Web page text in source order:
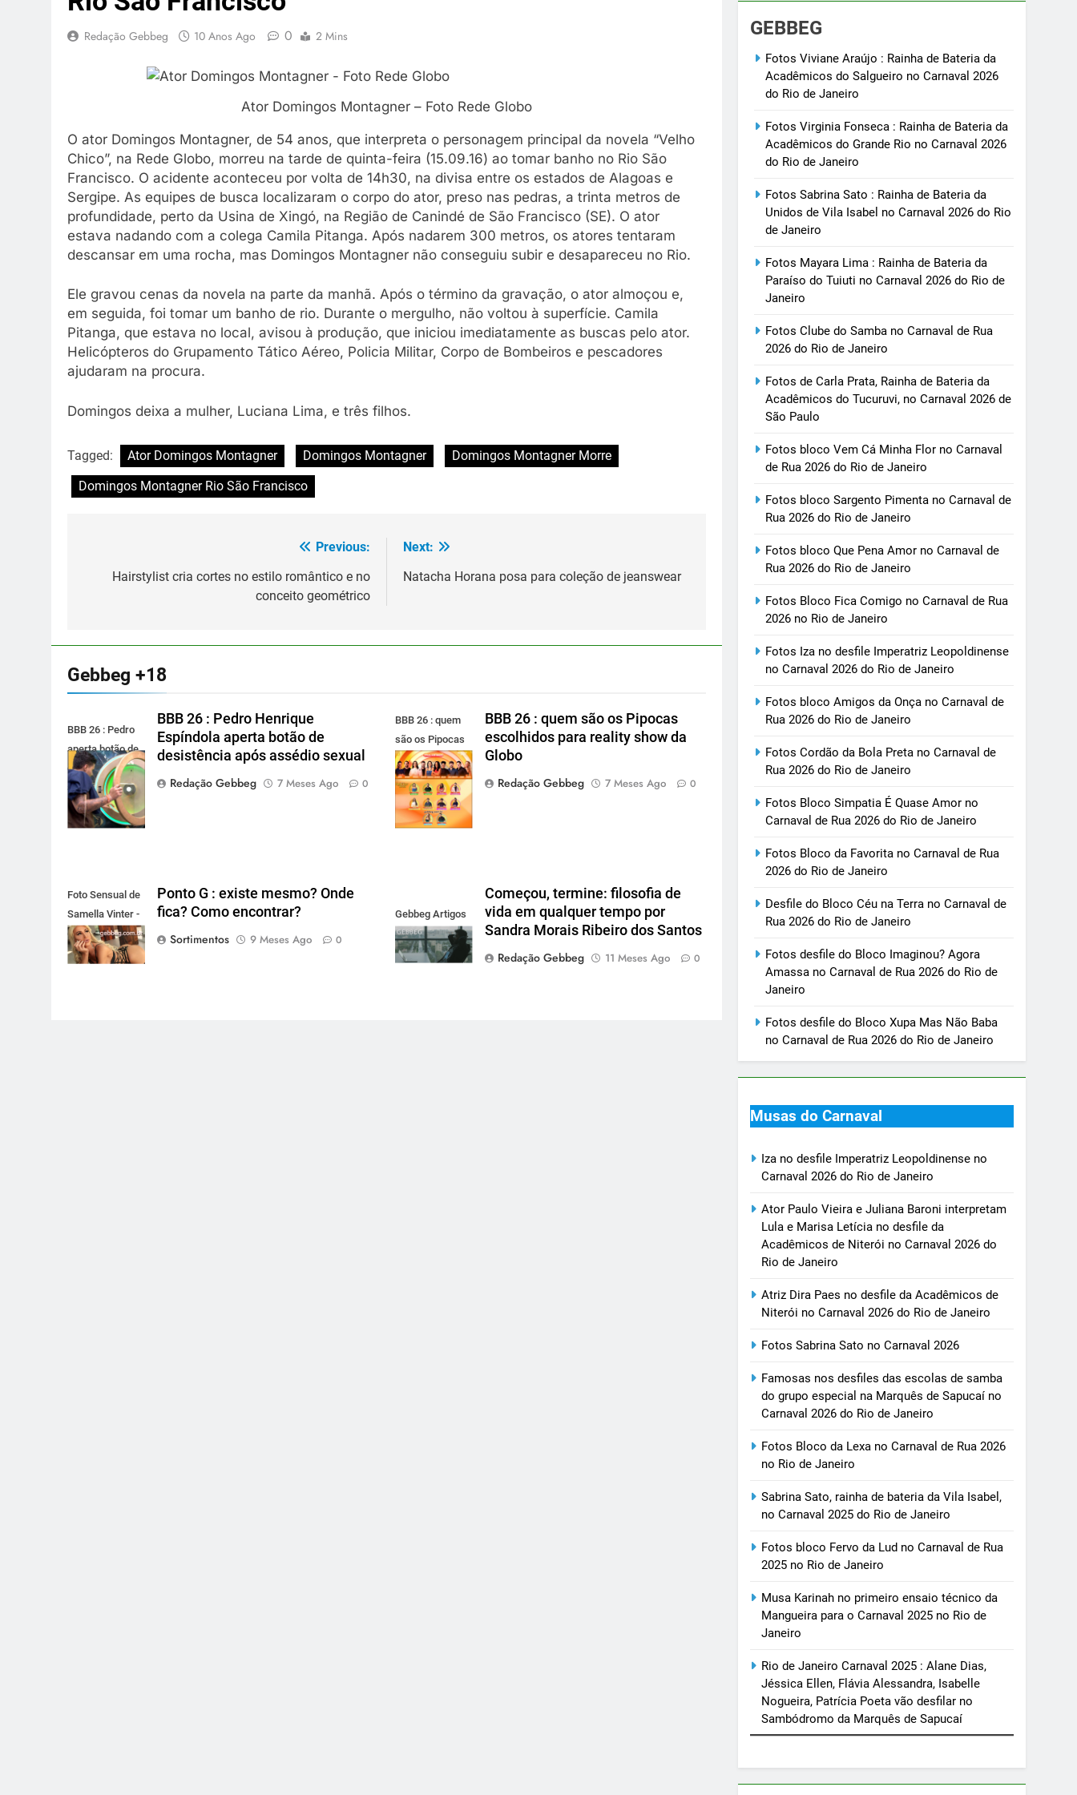
Redação Gebbeg 10 Anos Ago 0 2 Mins
Ator Domingos Montagner – Foto Rede Globo
O ator Domingos Montagner, de 54 anos, que interpreta o personagem principal da novela “Velho
Chico”, na Rede Globo, morreu na tarde de quinta-feira (15.09.16) ao tomar banho no Rio São
Francisco. O acidente aconteceu por volta de 14h30, na divisa entre os estados de Alagoas e
Sergipe. As equipes de busca localizaram o corpo do ator, preso nas pedras, a trinta metros de
profundidade, perto da Usina de Xingó, na Região de Canindé de São Francisco (SE). O ator
estava nadando com a colega Camila Pitanga. Após nadarem 300 metros, os atores tentaram
descansar em uma rocha, mas Domingos Montagner não conseguiu subir e desapareceu no Rio.
Ele gravou cenas da novela na parte da manhã. Após o término da gravação, o ator almoçou e,
em seguida, foi tomar um banho de rio. Durante o mergulho, não voltou à superfície. Camila
Pitanga, que estava no local, avisou à produção, que iniciou imediatamente as buscas pelo ator.
Helicópteros do Grupamento Tático Aéreo, Policia Militar, Corpo de Bombeiros e pescadores
ajudaram na procura.
Domingos deixa a mulher, Luciana Lima, e três filhos.
Tagged: Ator Domingos Montagner Domingos Montagner
Domingos Montagner Morre
Domingos Montagner Rio São Francisco
Previous:
Hairstylist cria cortes no estilo romântico e no
conceito geométrico
Next:
Natacha Horana posa para coleção de jeanswear
Gebbeg +18
BBB 26 : Pedro
aperta botão de
desistência após
assédio sexual
BBB 26 : Pedro Henrique
Espíndola aperta botão de
desistência após assédio sexual
Redação Gebbeg
7 Meses Ago 0
BBB 26 : quem
são os Pipocas
escolhidos para
reality show da
Globo
BBB 26 : quem são os Pipocas
escolhidos para reality show da
Globo
Redação Gebbeg
7 Meses Ago 0
Foto Sensual de
Samella Vinter -
gebbeg.com.br
Ponto G : existe mesmo? Onde
fica? Como encontrar?
Sortimentos
9 Meses Ago 0
Gebbeg Artigos
Começou, termine: filosofia de
vida em qualquer tempo por
Sandra Morais Ribeiro dos Santos
Redação Gebbeg
11 Meses Ago 0
GEBBEG
Fotos Viviane Araújo : Rainha de Bateria da
Acadêmicos do Salgueiro no Carnaval 2026
do Rio de Janeiro
Fotos Virginia Fonseca : Rainha de Bateria da
Acadêmicos do Grande Rio no Carnaval 2026
do Rio de Janeiro
Fotos Sabrina Sato : Rainha de Bateria da
Unidos de Vila Isabel no Carnaval 2026 do Rio
de Janeiro
Fotos Mayara Lima : Rainha de Bateria da
Paraíso do Tuiuti no Carnaval 2026 do Rio de
Janeiro
Fotos Clube do Samba no Carnaval de Rua
2026 do Rio de Janeiro
Fotos de Carla Prata, Rainha de Bateria da
Acadêmicos do Tucuruvi, no Carnaval 2026 de
São Paulo
Fotos bloco Vem Cá Minha Flor no Carnaval
de Rua 2026 do Rio de Janeiro
Fotos bloco Sargento Pimenta no Carnaval de
Rua 2026 do Rio de Janeiro
Fotos bloco Que Pena Amor no Carnaval de
Rua 2026 do Rio de Janeiro
Fotos Bloco Fica Comigo no Carnaval de Rua
2026 no Rio de Janeiro
Fotos Iza no desfile Imperatriz Leopoldinense
no Carnaval 2026 do Rio de Janeiro
Fotos bloco Amigos da Onça no Carnaval de
Rua 2026 do Rio de Janeiro
Fotos Cordão da Bola Preta no Carnaval de
Rua 2026 do Rio de Janeiro
Fotos Bloco Simpatia É Quase Amor no
Carnaval de Rua 2026 do Rio de Janeiro
Fotos Bloco da Favorita no Carnaval de Rua
2026 do Rio de Janeiro
Desfile do Bloco Céu na Terra no Carnaval de
Rua 2026 do Rio de Janeiro
Fotos desfile do Bloco Imaginou? Agora
Amassa no Carnaval de Rua 2026 do Rio de
Janeiro
Fotos desfile do Bloco Xupa Mas Não Baba
no Carnaval de Rua 2026 do Rio de Janeiro
Musas do Carnaval
Iza no desfile Imperatriz Leopoldinense no
Carnaval 2026 do Rio de Janeiro
Ator Paulo Vieira e Juliana Baroni interpretam
Lula e Marisa Letícia no desfile da
Acadêmicos de Niterói no Carnaval 2026 do
Rio de Janeiro
Atriz Dira Paes no desfile da Acadêmicos de
Niterói no Carnaval 2026 do Rio de Janeiro
Fotos Sabrina Sato no Carnaval 2026
Famosas nos desfiles das escolas de samba
do grupo especial na Marquês de Sapucaí no
Carnaval 2026 do Rio de Janeiro
Fotos Bloco da Lexa no Carnaval de Rua 2026
no Rio de Janeiro
Sabrina Sato, rainha de bateria da Vila Isabel,
no Carnaval 2025 do Rio de Janeiro
Fotos bloco Fervo da Lud no Carnaval de Rua
2025 no Rio de Janeiro
Musa Karinah no primeiro ensaio técnico da
Mangueira para o Carnaval 2025 no Rio de
Janeiro
Rio de Janeiro Carnaval 2025 : Alane Dias,
Jéssica Ellen, Flávia Alessandra, Isabelle
Nogueira, Patrícia Poeta vão desfilar no
Sambódromo da Marquês de Sapucaí